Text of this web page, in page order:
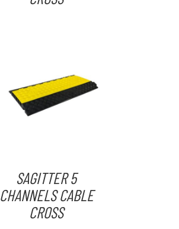
SAGITTER 5
CHANNELS CABLE
CROSS